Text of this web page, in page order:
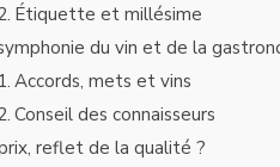
Étiquette et millésime
du vin et de la
Accords, mets et vins
Conseil des connaisseurs
reflet de la qualité ?